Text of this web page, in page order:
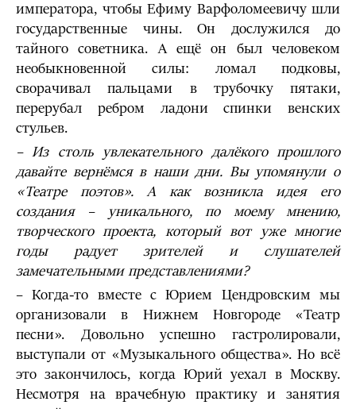
императора, чтобы Ефиму Варфоломеевичу шли
государственные чины. Он дослужился до
тайного советника. А ещё он был человеком
необыкновенной силы: ломал подковы,
сворачивал пальцами в трубочку пятаки,
перерубал ребром ладони спинки венских
стульев.
– Из столь увлекательного далёкого прошлого
давайте вернёмся в наши дни. Вы упомянули о
«Театре поэтов». А как возникла идея его
создания – уникального, по моему мнению,
творческого проекта, который вот уже многие
годы радует зрителей и слушателей
замечательными представлениями?
– Когда-то вместе с Юрием Цендровским мы
организовали в Нижнем Новгороде «Театр
песни». Довольно успешно гастролировали,
выступали от «Музыкального общества». Но всё
это закончилось, когда Юрий уехал в Москву.
Несмотря на врачебную практику и занятия